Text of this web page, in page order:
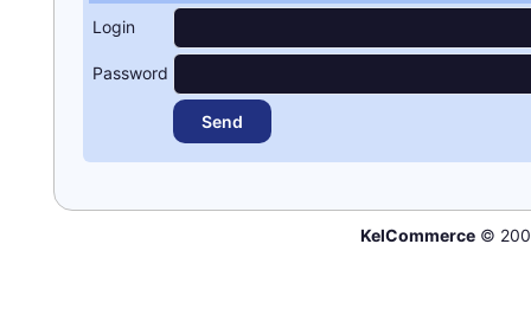
Login
Password
KelCommerce©